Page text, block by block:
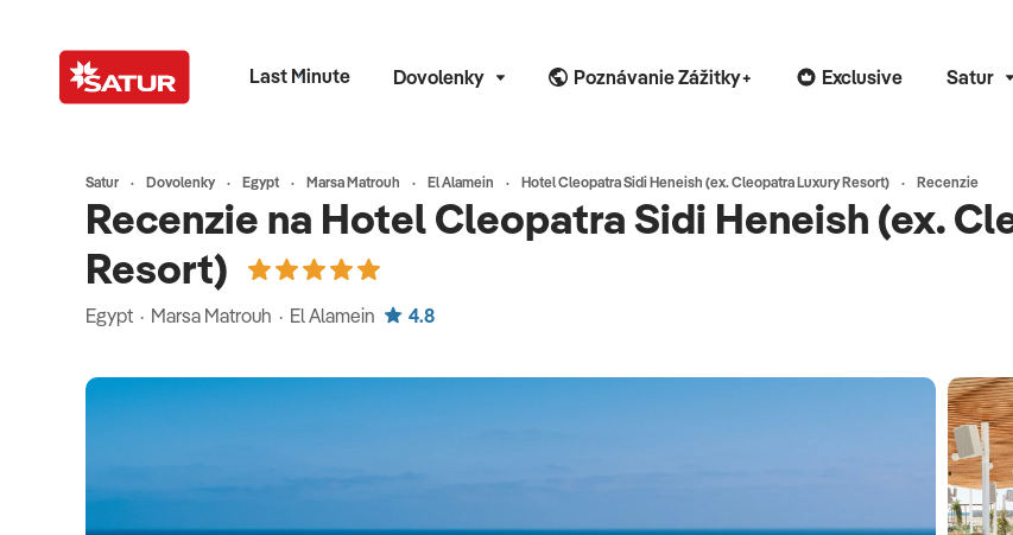
Last Minute Dovolenky Poznávanie Zážitky+ Exclusive Satur
Satur Dovolenky Egypt Marsa Matrouh El Alamein Hotel Cleopatra Sidi Heneish (ex. Cleopatra Luxury Resort) Recenzie
Recenzie na Hotel Cleopatra Sidi Heneish (ex.
Resort)
Egypt · Marsa Matrouh · El Alamein 4.8